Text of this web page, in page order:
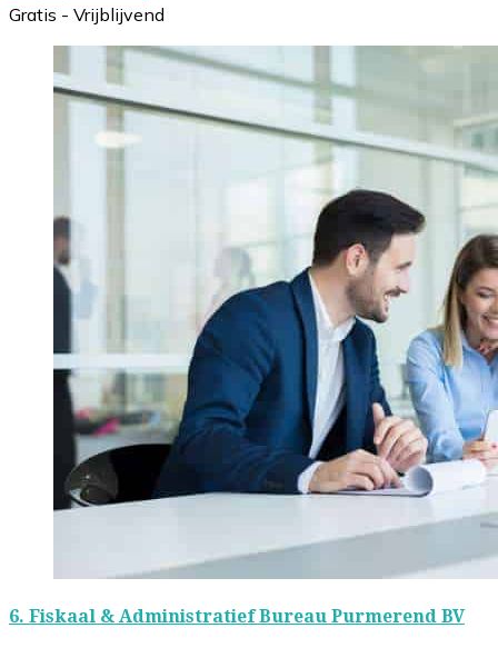
Gratis - Vrijblijvend
6. Fiskaal & Administratief Bureau Purmerend BV